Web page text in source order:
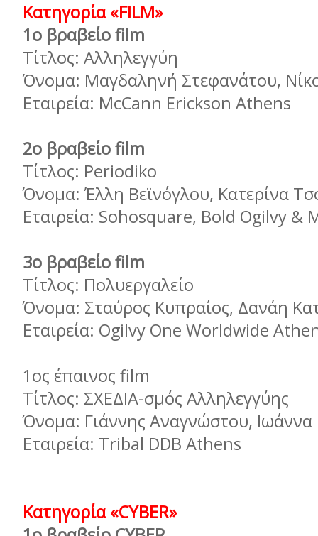
Κατηγορία «FILM»
1ο βραβείο film
Τίτλος: Αλληλεγγύη
Όνομα: Μαγδαληνή Στεφανάτου,
Εταιρεία: McCann Erickson Athens
2ο βραβείο film
Τίτλος: Periodiko
Όνομα: Έλλη Βεϊνόγλου, Κατερίνα
Εταιρεία: Sohosquare, Bold Ogilvy &
3ο βραβείο film
Τίτλος: Πολυεργαλείο
Όνομα: Σταύρος Κυπραίος, Δανάη
Εταιρεία: Ogilvy One Worldwide
1ος έπαινος film
Τίτλος: ΣΧΕΔΙΑ-σμός Αλληλεγγύης
Όνομα: Γιάννης Αναγνώστου, Ιωάννα
Εταιρεία: Tribal DDB Athens
Κατηγορία «CYBER»